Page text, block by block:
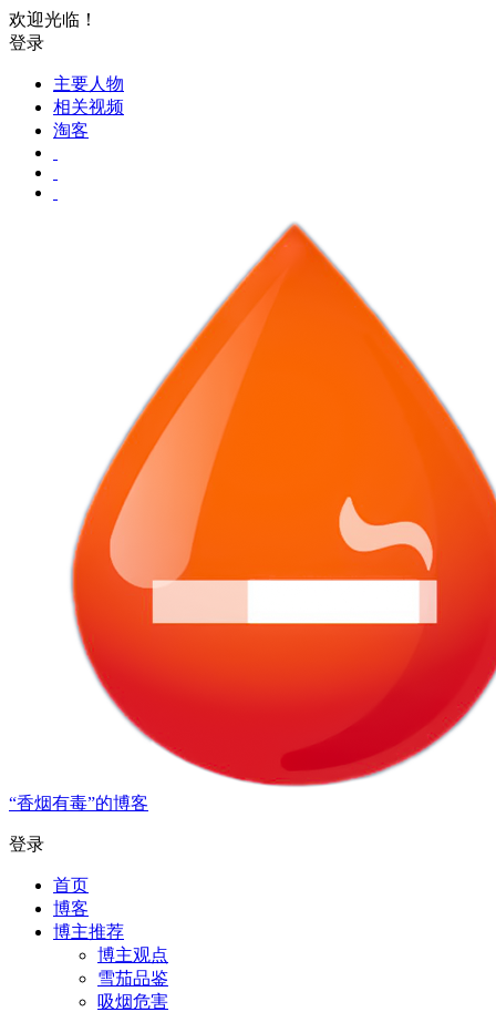
欢迎光临！
登录
主要人物
相关视频
淘客
“香烟有毒”的博客
登录
首页
博客
博主推荐
博主观点
雪茄品鉴
吸烟危害